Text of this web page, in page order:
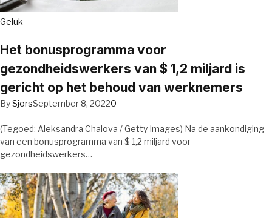
Geluk
Het bonusprogramma voor
gezondheidswerkers van $ 1,2 miljard is
gericht op het behoud van werknemers
BySjorsSeptember 8, 20220
(Tegoed: Aleksandra Chalova / Getty Images) Na de aankondiging
van een bonusprogramma van $ 1,2 miljard voor
gezondheidswerkers…